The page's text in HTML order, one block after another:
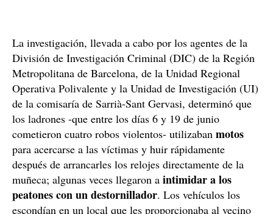
La investigación, llevada a cabo por los agentes de la
División de Investigación Criminal (DIC) de la Región
Metropolitana de Barcelona, de la Unidad Regional
Operativa Polivalente y la Unidad de Investigación (UI)
de la comisaría de Sarrià-Sant Gervasi, determinó que
los ladrones -que entre los días 6 y 19 de junio
cometieron cuatro robos violentos- utilizaban motos
para acercarse a las víctimas y huir rápidamente
después de arrancarles los relojes directamente de la
muñeca; algunas veces llegaron a intimidar a los
peatones con un destornillador. Los vehículos los
escondían en un local que les proporcionaba al vecino